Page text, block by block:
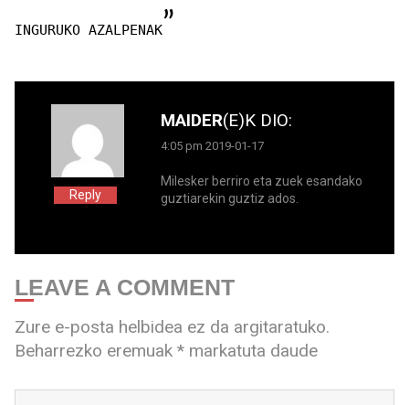
INGURUKO AZALPENAK”
MAIDER(E)K DIO:
4:05 pm 2019-01-17
Milesker berriro eta zuek esandako
guztiarekin guztiz ados.
Reply
LEAVE A COMMENT
Zure e-posta helbidea ez da argitaratuko.
Beharrezko eremuak *markatuta daude